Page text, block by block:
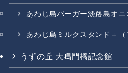
あわじ島バーガー淡路島オ
あわじ島ミルクスタンド＋（
うずの丘 大鳴門橋記念館